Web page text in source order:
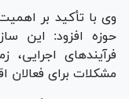
وی با تأکید بر
حوزه افزود: این
فرآیند‌های اجرایی،
مشکلات برای فعالان